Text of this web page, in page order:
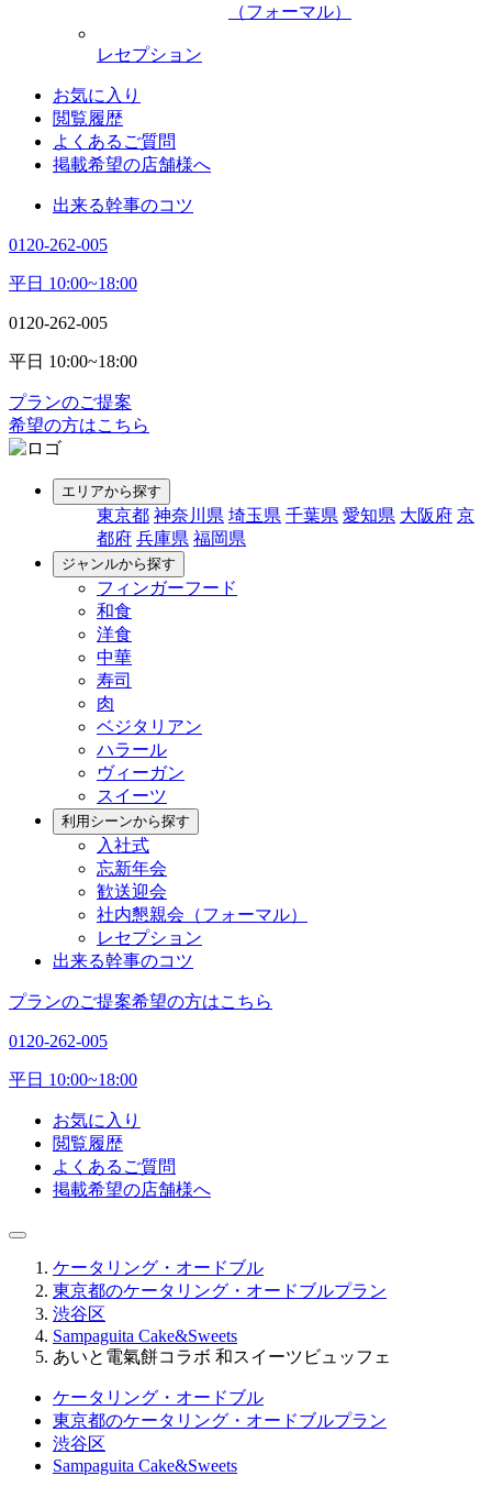
（フォーマル）
レセプション
お気に入り
閲覧履歴
よくあるご質問
掲載希望の店舗様へ
出来る幹事のコツ
0120-262-005
平日 10:00~18:00
0120-262-005
平日 10:00~18:00
プランのご提案
希望の方はこちら
エリアから探す
東京都 神奈川県 埼玉県 千葉県 愛知県 大阪府 京
都府 兵庫県 福岡県
ジャンルから探す
フィンガーフード
和食
洋食
中華
寿司
肉
ベジタリアン
ハラール
ヴィーガン
スイーツ
利用シーンから探す
入社式
忘新年会
歓送迎会
社内懇親会（フォーマル）
レセプション
出来る幹事のコツ
プランのご提案希望の方はこちら
0120-262-005
平日 10:00~18:00
お気に入り
閲覧履歴
よくあるご質問
掲載希望の店舗様へ
ケータリング・オードブル
東京都のケータリング・オードブルプラン
渋谷区
Sampaguita Cake&Sweets
あいと電氣餅コラボ 和スイーツビュッフェ
ケータリング・オードブル
東京都のケータリング・オードブルプラン
渋谷区
Sampaguita Cake&Sweets